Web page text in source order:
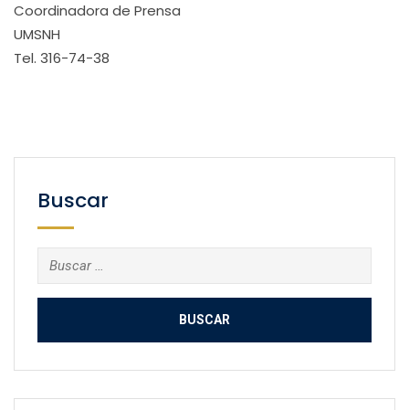
Coordinadora de Prensa
UMSNH
Tel. 316-74-38
Buscar
Buscar: